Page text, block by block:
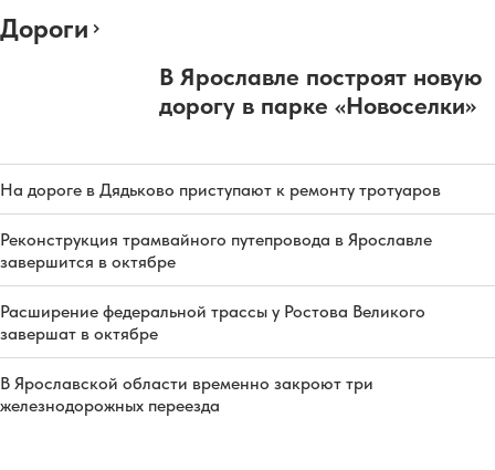
Дороги
В Ярославле построят новую
дорогу в парке «Новоселки»
На дороге в Дядьково приступают к ремонту тротуаров
Реконструкция трамвайного путепровода в Ярославле
завершится в октябре
Расширение федеральной трассы у Ростова Великого
завершат в октябре
В Ярославской области временно закроют три
железнодорожных переезда